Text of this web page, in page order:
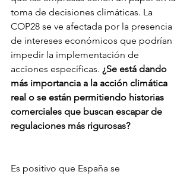
toma de decisiones climáticas. La
COP28 se ve afectada por la presencia
de intereses económicos que podrían
impedir la implementación de
acciones específicas. ¿Se está dando
más importancia a la acción climática
real o se están permitiendo historias
comerciales que buscan escapar de
regulaciones más rigurosas?
Es positivo que España se